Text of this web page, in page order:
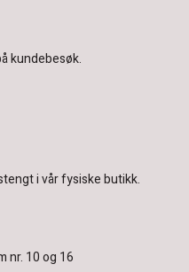
kundebesøk.
i vår fysiske butikk.
nr. 10 og 16